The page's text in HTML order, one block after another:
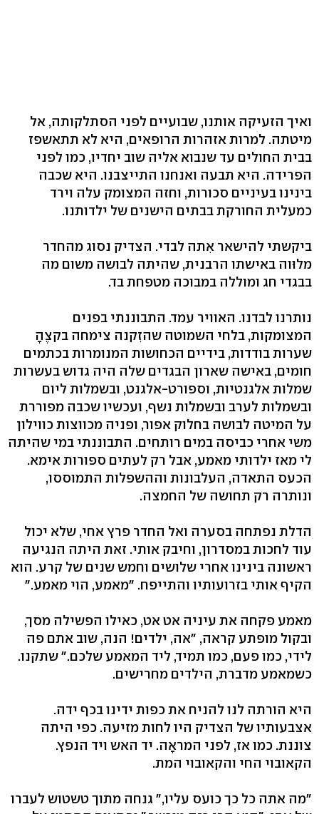
ואיך הזעיקה אותנו, שבועיים לפני הסתלקותה, אל
מיטתה. למרות אזהרות הרופאים, היא לא תתאשפז
בבית החולים עד שנבוא אליה שוב יחדיו, כמו לפני
הפרידה. היא תבעה ואנחנו התייצבנו. היא שכבה
בינינו בעיניים סכורות, וחזה המצומק עלה וירד
כמעלית החורקת בבתים הישנים של ילדותנו.
ביקשתי להישאר אִתה לבדי. הצדיק נסוג מהחדר
מלוּוה באישתו הרבנית, שהיתה לבושה משום מה
בבגדי חג ומוללה במבוכה מטפחת בד.
נותרנו לבדנו. האוויר עמד. התבוננתי בפנים
המצומקות, בלחי השמוטה שהזִקנה צימחה בקצֶהָ
שערות בודדות, בידיים הכחושות המנומרות בכתמים
חומים, באישה שארון הבגדים שלה היה גדוש בעשרות
שמלות אלגנטיות, וספורט-אלגנט, ובשמלות ליום
ובשמלות לערב ובשמלות נשף, ועכשיו שכבה מפוררת
על המיטה לבושה בחלוק אפור, ופניה מכווצות כווילון
משי אחרי כביסה במים רותחים. התבוננתי במי שהיתה
לי מאז ילדותי מאמע, אבל רק לעתים ספורות אימא.
הכעס התאדה, העלבונות וההשפלות התמוססו,
ונותרה רק תחושה של החמצה.
הדלת נפתחה בסערה ואל החדר פרץ אחי, שלא יכול
עוד לחכות במסדרון, וחיבק אותי. זאת היתה הנגיעה
ראשונה בינינו אחרי שלושים וחמש שנים של קרע. הוא
הקיף אותי בזרועותיו והתייפח. "מאמע, הוי מאמע."
מאמע פקחה את עיניה אט אט, כאילו הפשילה מסך,
ובקול מופתע קראה, "אה, ילדים! הנה, שוב אתם פה
לידי, כמו פעם, כמו תמיד, ליד המאמע שלכם." שתקנו.
כשמאמע מדברת, הילדים מחרישים.
היא הורתה לנו להניח את כפות ידינו בכף ידה.
אצבעותיו של הצדיק היו לחות מזיעה. כפי היתה
צוננת. כמו אז, לפני המראָה. יד האש ויד הנפץ.
הקאובוי החי והקאובוי המת.
"מה אתה כל כך כועס עליו," גנחה מתוך טשטוש לעברו